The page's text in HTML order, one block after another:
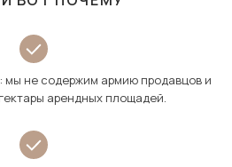
мы не содержим армию продавцов и
арендных площадей.